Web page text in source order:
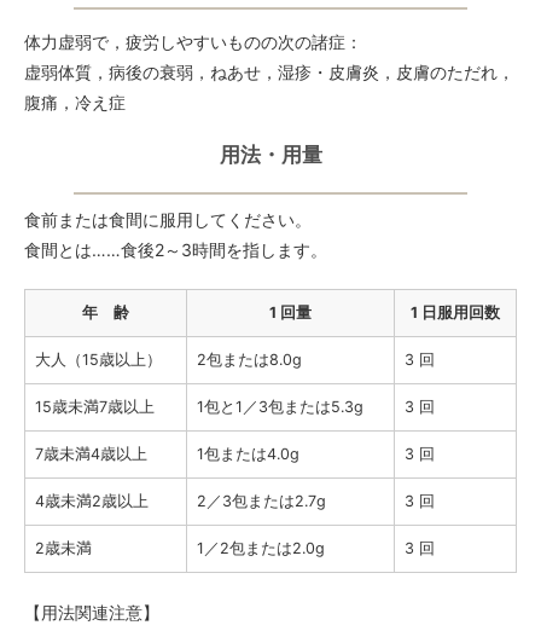
体力虚弱で，疲労しやすいものの次の諸症：
虚弱体質，病後の衰弱，ねあせ，湿疹・皮膚炎，皮膚のただれ，
腹痛，冷え症
用法・用量
食前または食間に服用してください。
食間とは……食後2～3時間を指します。
年 齢 1 回量 1 日服用回数
大人（15歳以上） 2包または8.0g 3 回
15歳未満7歳以上 1包と1／3包または5.3g 3 回
7歳未満4歳以上 1包または4.0g 3 回
4歳未満2歳以上 2／3包または2.7g 3 回
2歳未満 1／2包または2.0g 3 回
【用法関連注意】